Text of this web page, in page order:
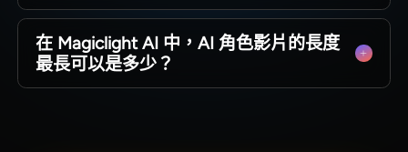
之間的重複構建。
一款出色的一致性角色 AI 影片生成器，應該要能
完全避免場景之間的視覺偏差。Magiclight AI 會
儲存角色的身份、聲音和風格，以便長期進行重
複的製作。
在 Magiclight AI 中，AI 角色影片的長度
最長可以是多少？